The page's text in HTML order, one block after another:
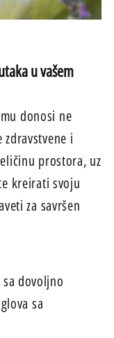
u vašem
donosi ne
i
prostora, uz
kreirati svoju
za savršen
dovoljno
sa